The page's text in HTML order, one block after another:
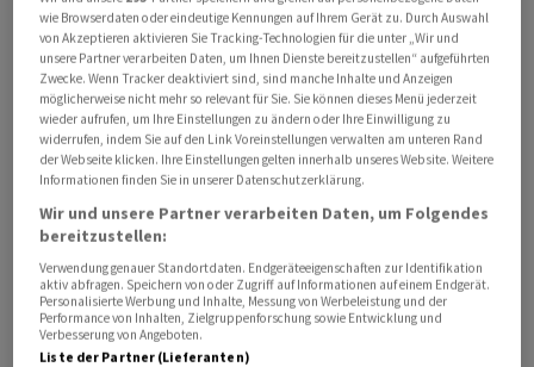
       Seco: Arbeitsmarktdaten Januar 2024
       KOF Konjunkturumfragen
08.02. BCV: Ergebnis 2023
       Lastminute: Ergebnis 2023
       Leonteq: Ergebnis 2023
       SPS: Ergebnis 2023
       Vontobel: Ergebnis 2023
       Swisscom: Ergebnis 2023
       SHL: GV
09.02. Ems-Chemie: Ergebnis 2023
wie Browserdaten oder eindeutige Kennungen auf Ihrem Gerät zu. Durch Auswahl
von Akzeptieren aktivieren Sie Tracking-Technologien für die unter „Wir und
unsere Partner verarbeiten Daten, um Ihnen Dienste bereitzustellen“ aufgeführten
Zwecke. Wenn Tracker deaktiviert sind, sind manche Inhalte und Anzeigen
möglicherweise nicht mehr so relevant für Sie. Sie können dieses Menü jederzeit
wieder aufrufen, um Ihre Einstellungen zu ändern oder Ihre Einwilligung zu
widerrufen, indem Sie auf den Link Voreinstellungen verwalten am unteren Rand
der Webseite klicken. Ihre Einstellungen gelten innerhalb unseres Website. Weitere
Informationen finden Sie in unserer Datenschutzerklärung.
Wir und unsere Partner verarbeiten Daten, um Folgendes
bereitzustellen:
Verwendung genauer Standortdaten. Endgeräteeigenschaften zur Identifikation
aktiv abfragen. Speichern von oder Zugriff auf Informationen auf einem Endgerät.
Personalisierte Werbung und Inhalte, Messung von Werbeleistung und der
Performance von Inhalten, Zielgruppenforschung sowie Entwicklung und
Verbesserung von Angeboten.
Liste der Partner (Lieferanten)